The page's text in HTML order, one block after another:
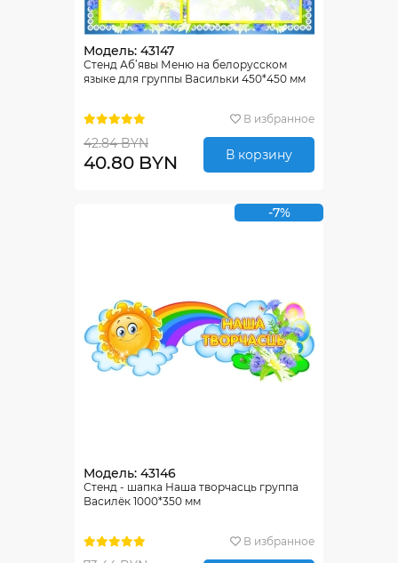
Модель: 43147
Стенд Аб’явы Меню на белорусском
языке для группы Васильки 450*450 мм
В избранное
42.84 BYN
40.80 BYN В корзину
-7%
Модель: 43146
Стенд - шапка Наша творчасць группа
Василёк 1000*350 мм
В избранное